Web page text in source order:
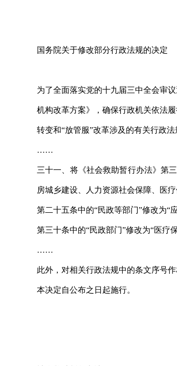
国务院关于修改部分行政法规的决定
为了全面落实党的十九届三中全会审
机构改革方案》，确保行政机关依法
转变和“放管服”改革涉及的有关行政
……
三十一、将《社会救助暂行办法》第
房城乡建设、人力资源社会保障、医疗
第二十五条中的“民政等部门”修改为“
第三十条中的“民政部门”修改为“医疗
……
此外，对相关行政法规中的条文序号作
本决定自公布之日起施行。